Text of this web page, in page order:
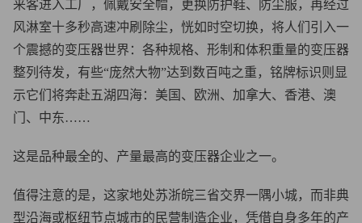
来客进入工厂，佩戴安全帽，更换防护鞋、防尘服，再经过
风淋室十多秒高速冲刷除尘，恍如时空切换，将人们引入一
个震撼的变压器世界：各种规格、形制和体积重量的变压器
整列待发，有些“庞然大物”达到数百吨之重，铭牌标识则显
示它们将奔赴五湖四海：美国、欧洲、加拿大、香港、澳
门、中东……
这是品种最全的、产量最高的变压器企业之一。
值得注意的是，这家地处苏浙皖三省交界一隅小城，而非典
型沿海或枢纽节点城市的民营制造企业，凭借自身多年的产